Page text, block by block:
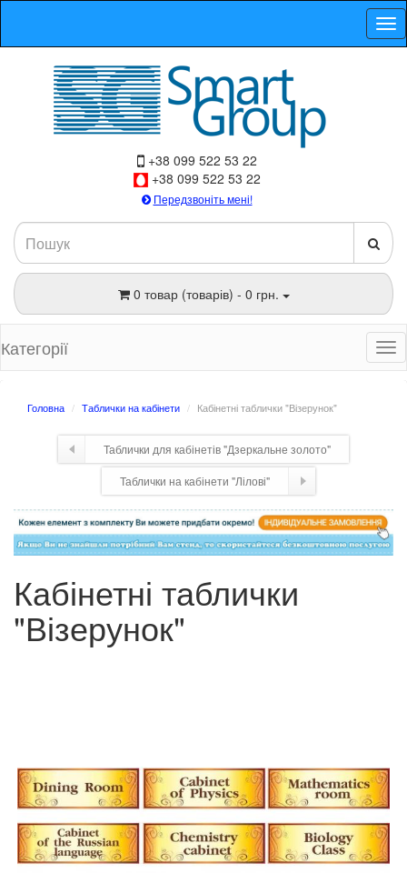
+38 099 522 53 22
+38 099 522 53 22
Передзвоніть мені!
0 товар (товарів) - 0 грн.
Категорії
Головна Таблички на кабінети Кабінетні таблички "Візерунок"
Таблички для кабінетів "Дзеркальне золото"
Таблички на кабінети "Лілові"
Кабінетні таблички
"Візерунок"